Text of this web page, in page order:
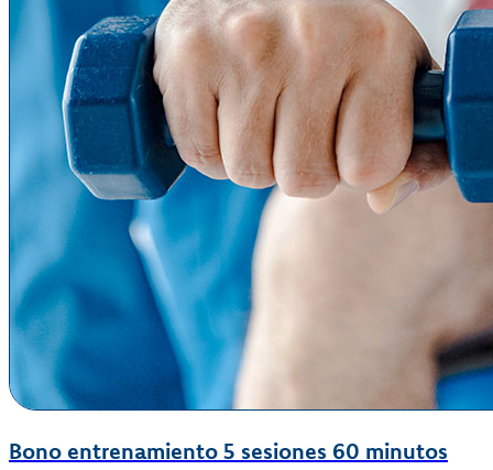
Bono entrenamiento 5 sesiones 60 minutos